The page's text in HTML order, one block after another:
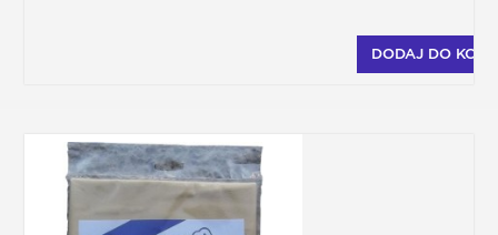
DODAJ DO